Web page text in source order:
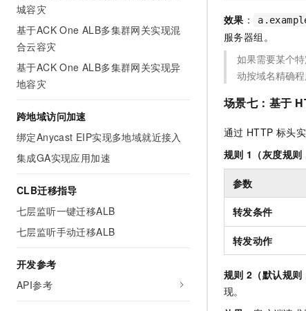
城容灾
基于ACK One ALB多集群网关实现混
合云容灾
基于ACK One ALB多集群网关实现异
地容灾
跨地域访问加速
绑定Anycast EIP实现多地域就近接入
集成GA实现应用加速
CLB迁移指导
七层监听一键迁移ALB
七层监听手动迁移ALB
开发参考
API参考
效果 ：
服务器组。
如果需要某个
动按域名精确
场景七：基于
通过 HTTP 标头
规则 1（灰度规则
参数
转发条件
转发动作
规则 2（默认规则
现。